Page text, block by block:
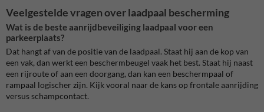
Veelgestelde vragen over laadpaal bescherming
Wat is de beste aanrijdbeveiliging laadpaal voor een
parkeerplaats?
Dat hangt af van de positie van de laadpaal. Staat hij aan de kop van
een vak, dan werkt een beschermbeugel vaak het best. Staat hij naast
een rijroute of aan een doorgang, dan kan een beschermpaal of
rampaal logischer zijn. Kijk vooral naar de kans op frontale aanrijding
versus schampcontact.